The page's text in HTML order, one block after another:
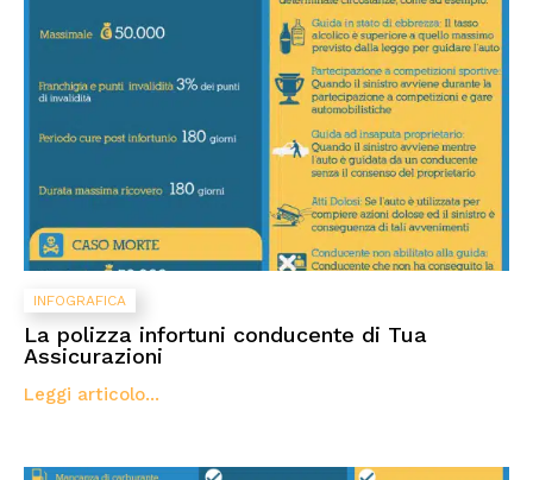
INFOGRAFICA
La polizza infortuni conducente di Tua
Assicurazioni
Leggi articolo...